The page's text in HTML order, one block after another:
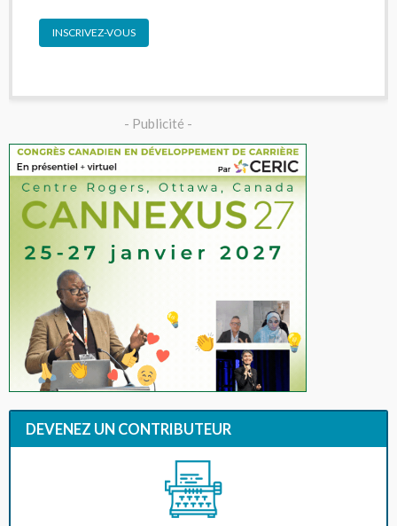
INSCRIVEZ-VOUS
- Publicité -
DEVENEZ UN CONTRIBUTEUR